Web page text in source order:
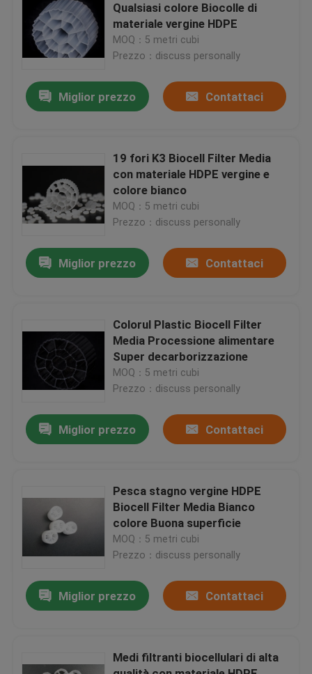
Casa
Circa noi
Controllo di qualità
blog
Richieda una citazione
Bio- media di MBBR
Qualsiasi colore Biocolle di
materiale vergine HDPE
MOQ：5 metri cubi
Prezzo：discuss personally
Miglior prezzo Contattaci
19 fori K3 Biocell Filter Media
con materiale HDPE vergine e
colore bianco
MOQ：5 metri cubi
Prezzo：discuss personally
Miglior prezzo Contattaci
Colorul Plastic Biocell Filter
Media Processione alimentare
Super decarborizzazione
MOQ：5 metri cubi
Prezzo：discuss personally
Miglior prezzo Contattaci
Pesca stagno vergine HDPE
Biocell Filter Media Bianco
colore Buona superficie
MOQ：5 metri cubi
Prezzo：discuss personally
Miglior prezzo Contattaci
Medi filtranti biocellulari di alta